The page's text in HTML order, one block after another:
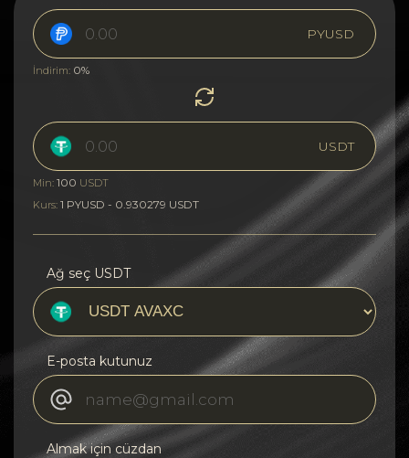
PYUSD
İndirim: 0%
USDT
Min: 100 USDT
Kurs: 1 PYUSD - 0.930279 USDT
Ağ seç USDT
E-posta kutunuz
Almak için cüzdan